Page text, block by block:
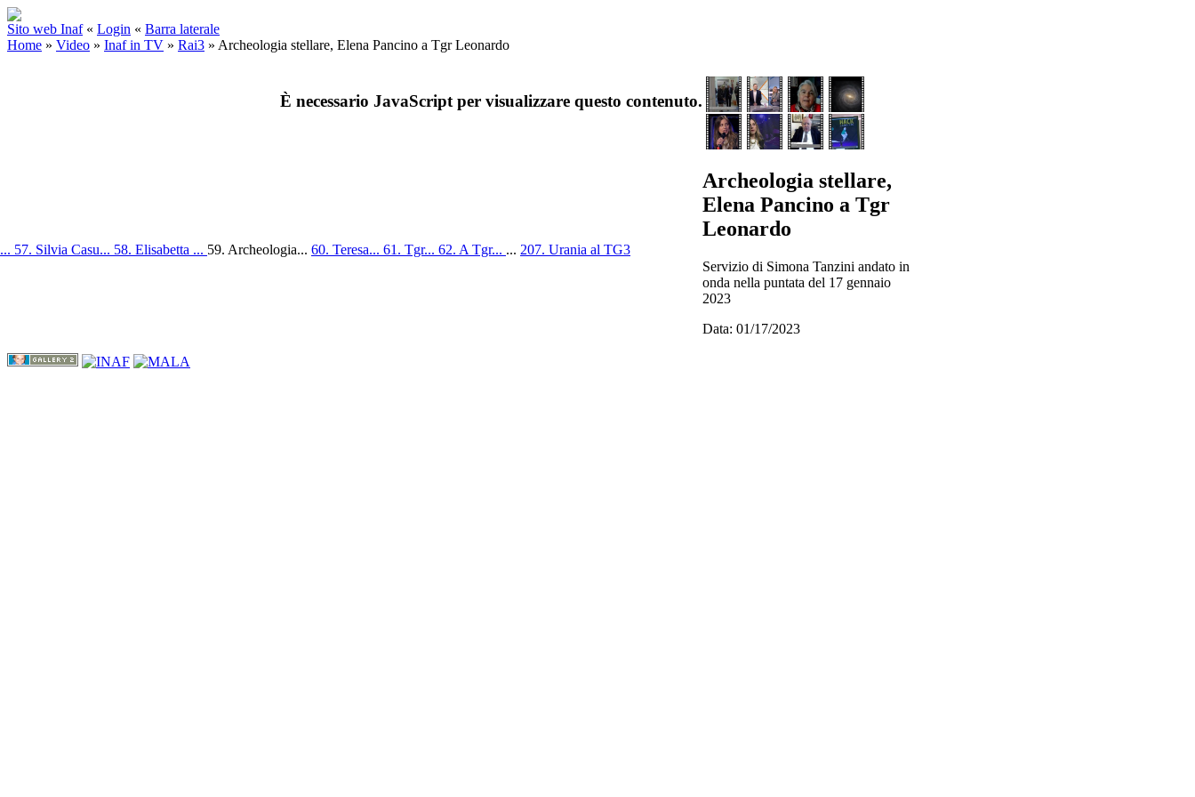
Sito web Inaf « Login « Barra laterale
Home » Video » Inaf in TV » Rai3 » Archeologia stellare, Elena Pancino a Tgr Leonardo
È necessario JavaScript per visualizzare questo contenuto.
Archeologia stellare,
Elena Pancino a Tgr
Leonardo
Servizio di Simona Tanzini andato in
onda nella puntata del 17 gennaio
2023
Data: 01/17/2023
57. Silvia Casu... 58. Elisabetta ... 59. Archeologia... 60. Teresa... 61. Tgr... 62. A Tgr... ... 207. Urania al TG3